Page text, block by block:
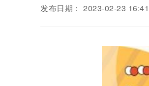
发布日期： 2023-02-23